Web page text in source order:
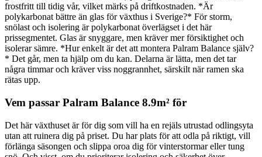
frostfritt till tidig vår, vilket märks på driftkostnaden. *Är
polykarbonat bättre än glas för växthus i Sverige?* För storm,
snölast och isolering är polykarbonat överlägset i det här
prissegmentet. Glas är snyggare, men kräver mer försiktighet och
isolerar sämre. *Hur enkelt är det att montera Palram Balance själv?
* Det går, men ta hjälp om du kan. Delarna är lätta, men det tar
några timmar och kräver viss noggrannhet, särskilt när ramen ska
rätas upp.
Vem passar Palram Balance 8.9m² för
Det här växthuset är för dig som vill ha en rejäls utrustad odlingsyta
utan att ruinera dig på priset. Du har plats för att odla på riktigt, vill
förlänga säsongen och slippa oroa dig för vinterstormar eller tung